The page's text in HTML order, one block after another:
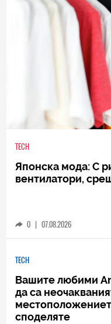
TECH
Японска мода: С
вентилатори,
0 | 07.08.2026
TECH
Вашите любими
да са
споделяте